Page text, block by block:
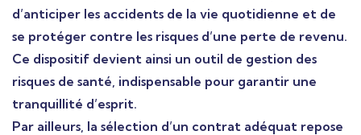
d’anticiper les accidents de la vie quotidienne et de
se protéger contre les risques d’une perte de revenu.
Ce dispositif devient ainsi un outil de gestion des
risques de santé, indispensable pour garantir une
tranquillité d’esprit.
Par ailleurs, la sélection d’un contrat adéquat repose